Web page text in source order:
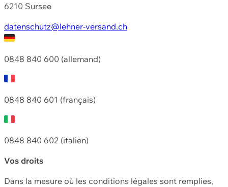
6210 Sursee
datenschutz@lehner-versand.ch
0848 840 600 (allemand)
0848 840 601 (français)
0848 840 602 (italien)
Vos droits
Dans la mesure où les conditions légales sont remplies,